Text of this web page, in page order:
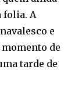
folia. A
e
de
tarde de